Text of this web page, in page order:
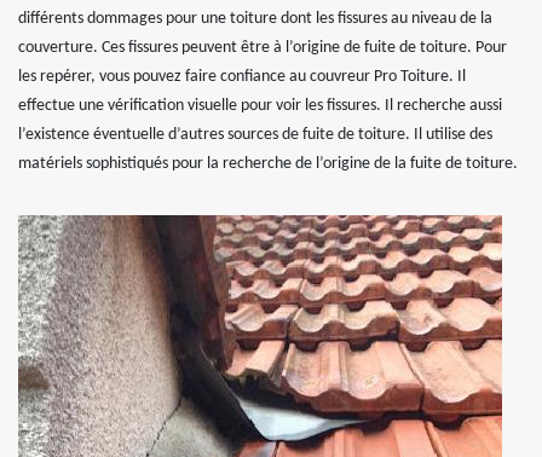
différents dommages pour une toiture dont les fissures au niveau de la
couverture. Ces fissures peuvent être à l’origine de fuite de toiture. Pour
les repérer, vous pouvez faire confiance au couvreur Pro Toiture. Il
effectue une vérification visuelle pour voir les fissures. Il recherche aussi
l’existence éventuelle d’autres sources de fuite de toiture. Il utilise des
matériels sophistiqués pour la recherche de l’origine de la fuite de toiture.